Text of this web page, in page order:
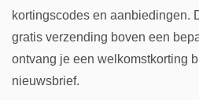
kortingscodes en aanbiedingen.
gratis verzending boven een
ontvang je een welkomstkorting
nieuwsbrief.